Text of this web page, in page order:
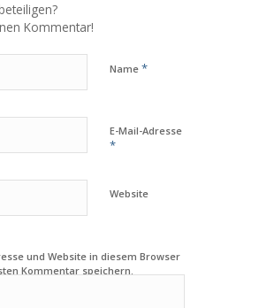
Kommentar!
Name *
E-Mail-Adresse
*
Website
und Website in diesem Browser
Kommentar speichern.